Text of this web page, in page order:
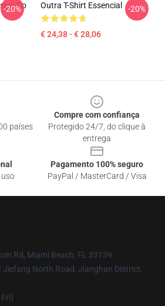
Do
-20% Outra T-Shirt Essencial
€ 24,38 - € 28,06
-20%
países
Compre com confiança
Protegido 24/7, do clique à
entrega
Pagamento 100% seguro
PayPal / MasterCard / Visa
Rd, Miami Beach, FL 33139
Jiefang North Road, Jianghan District,